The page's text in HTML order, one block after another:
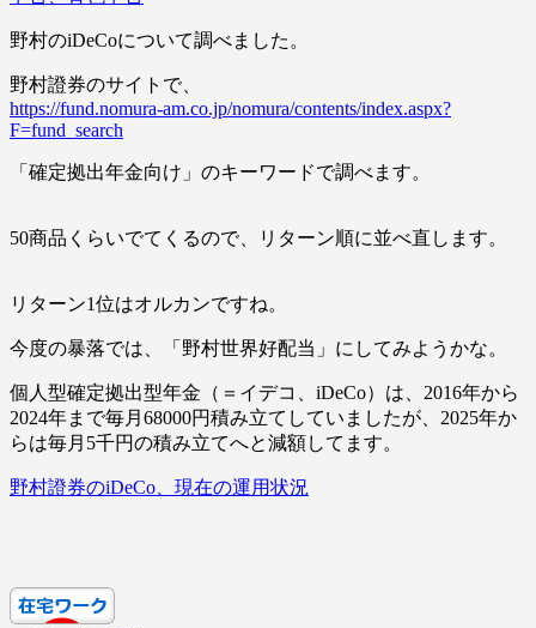
野村のiDeCoについて調べました。
野村證券のサイトで、
https://fund.nomura-am.co.jp/nomura/contents/index.aspx?
F=fund_search
「確定拠出年金向け」のキーワードで調べます。
50商品くらいでてくるので、リターン順に並べ直します。
リターン1位はオルカンですね。
今度の暴落では、「野村世界好配当」にしてみようかな。
個人型確定拠出型年金（＝イデコ、iDeCo）は、2016年から
2024年まで毎月68000円積み立てしていましたが、2025年か
らは毎月5千円の積み立てへと減額してます。
野村證券のiDeCo、現在の運用状況